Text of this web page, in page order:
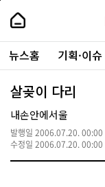
본
로
가
내
손
안
에
서
울
-
서
울
시
대
표
소
주
요
서
뉴스홈 기획·이슈
살곶이 다리
내손안에서울
발행일 2006.07.20. 00:00
수정일 2006.07.20. 00:00
페
상
단
로